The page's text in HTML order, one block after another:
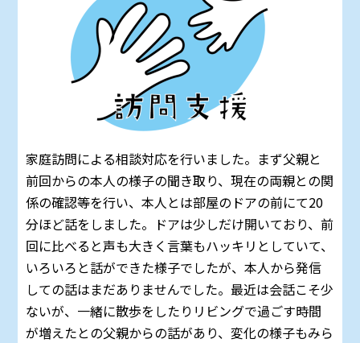
家庭訪問による相談対応を行いました。まず父親と
前回からの本人の様子の聞き取り、現在の両親との関
係の確認等を行い、本人とは部屋のドアの前にて20
分ほど話をしました。ドアは少しだけ開いており、前
回に比べると声も大きく言葉もハッキリとしていて、
いろいろと話ができた様子でしたが、本人から発信
しての話はまだありませんでした。最近は会話こそ少
ないが、一緒に散歩をしたりリビングで過ごす時間
が増えたとの父親からの話があり、変化の様子もみら